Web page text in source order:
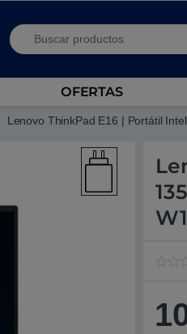
Search for:
OFERTAS
Lenovo ThinkPad E16 | Portátil
o
r